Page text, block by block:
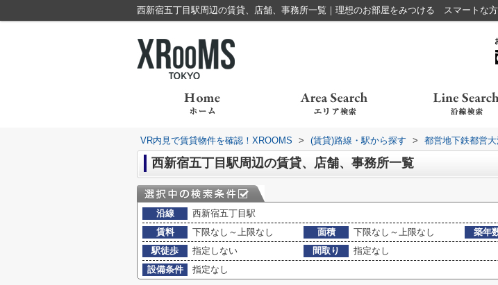
VR内見で賃貸物件を確認！XROOMS > (賃貸)路線・駅から探す > 都営地下鉄都営
西新宿五丁目駅周辺の賃貸、店舗、事務所一覧
沿線
西新宿五丁目駅
賃料
下限なし～上限なし 面積 下限なし～上限なし 築年
駅徒歩
指定しない 間取り
指定なし
設備条件
指定なし